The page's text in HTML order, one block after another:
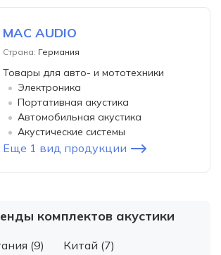
MAC AUDIO
Страна: Германия
Товары для авто- и мототехники
Электроника
Портативная акустика
Автомобильная акустика
Акустические системы
Еще 1 вид продукции
комплектов акустики
(9)
Китай (7)